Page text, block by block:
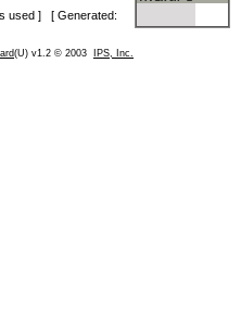
used ] [ Generated:
(U) v1.2 © 2003 IPS, Inc.